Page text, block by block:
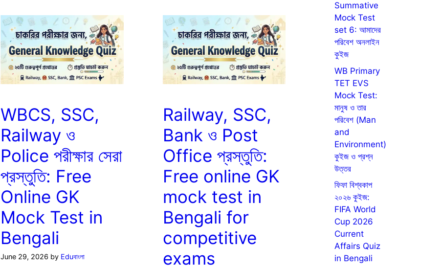
WBCS, SSC,
Railway ও
Police পরীক্ষার সেরা
প্রস্তুতি: Free
Online GK
Mock Test in
Bengali
June 29, 2026 by Eduবাংলা
Railway, SSC,
Bank ও Post
Office প্রস্তুতি:
Free online GK
mock test in
Bengali for
competitive
exams
Summative
Mock Test
set 6: আমাদের
পরিবেশ অনলাইন
কুইজ
WB Primary
TET EVS
Mock Test:
মানুষ ও তার
পরিবেশ (Man
and
Environment)
কুইজ ও প্রশ্ন
উত্তর
ফিফা বিশ্বকাপ
২০২৬ কুইজ:
FIFA World
Cup 2026
Current
Affairs Quiz
in Bengali